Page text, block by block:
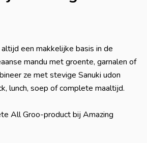
een makkelijke basis in de
mandu met groente, garnalen of
ze met stevige Sanuki udon
lunch, soep of complete maaltijd.
All Groo-product bij Amazing